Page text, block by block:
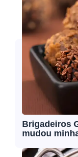
Brigadeiros
mudou